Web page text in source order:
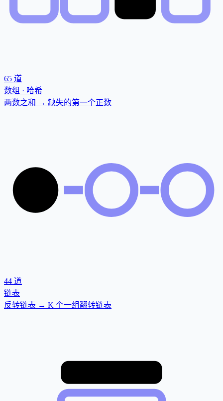
65 道
数组 · 哈希
两数之和 → 缺失的第一个正数
44 道
链表
反转链表 → K 个一组翻转链表